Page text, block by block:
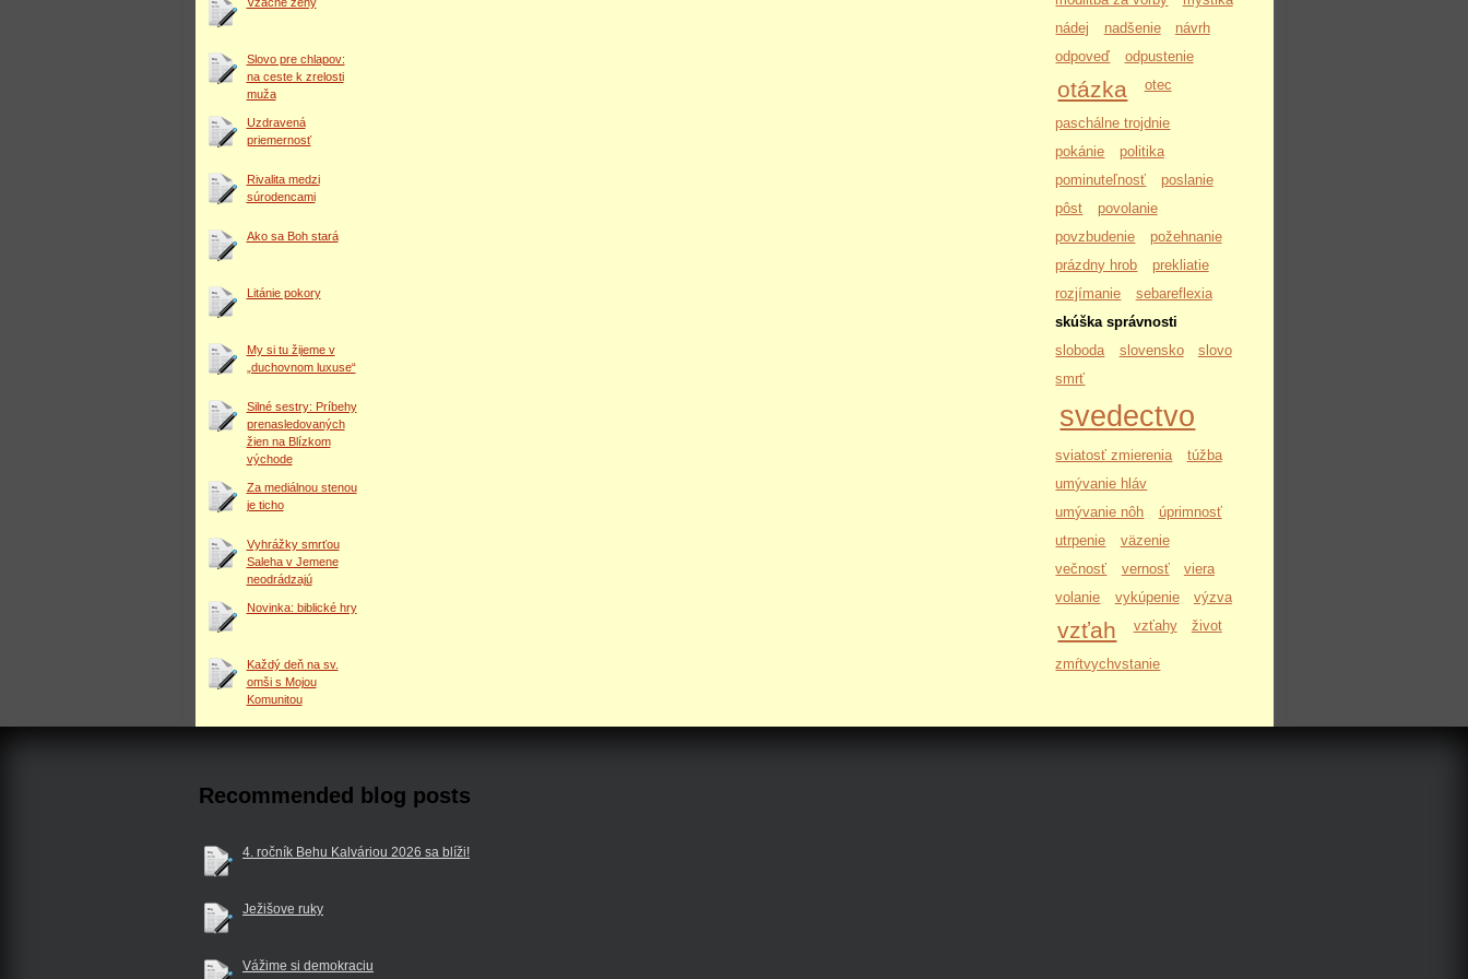
nádej
nadšenie
návrh
odpoveď
odpustenie
otázka otec
paschálne trojdnie
pokánie
politika
pominuteľnosť
poslanie
pôst
povolanie
povzbudenie
požehnanie
prázdny hrob
prekliatie
rozjímanie
sebareflexia
skúška správnosti
sloboda
slovensko
slovo
smrť
svedectvo
sviatosť zmierenia
túžba
umývanie hláv
umývanie nôh
úprimnosť
utrpenie
väzenie
večnosť
vernosť
viera
volanie
vykúpenie výzva
vzťah vzťahy život
zmŕtvychvstanie
Slovo pre chlapov:
na ceste k zrelosti
muža
Uzdravená
priemernosť
Rivalita medzi
súrodencami
Ako sa Boh stará
Litánie pokory
My si tu žijeme v
„duchovnom luxuse“
Silné sestry: Príbehy
prenasledovaných
žien na Blízkom
východe
Za mediálnou stenou
je ticho
Vyhrážky smrťou
Saleha v Jemene
neodrádzajú
Novinka: biblické hry
Každý deň na sv.
omši s Mojou
Komunitou
Recommended blog posts
4. ročník Behu Kalváriou 2026 sa blíži!
Ježišove ruky
Vážime si demokraciu